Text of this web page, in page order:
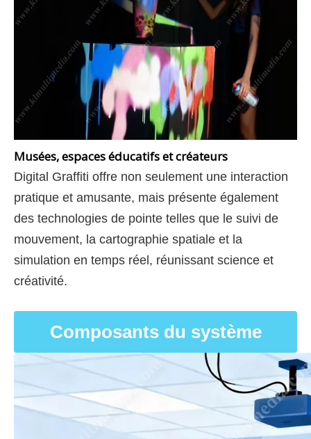
Musées, espaces éducatifs et créateurs
Digital Graffiti offre non seulement une interaction
pratique et amusante, mais présente également
des technologies de pointe telles que le suivi de
mouvement, la cartographie spatiale et la
simulation en temps réel, réunissant science et
créativité.
Composants du système